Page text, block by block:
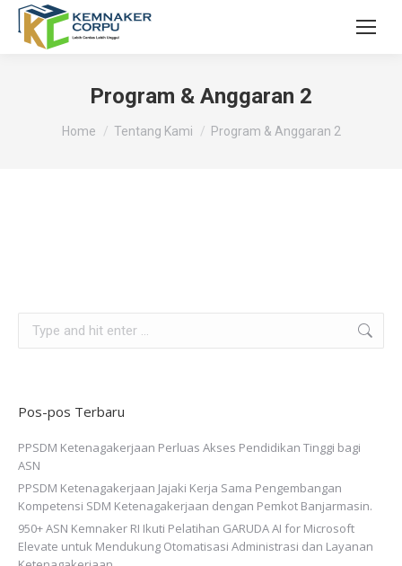
Program & Anggaran 2
You are here:
Home Tentang Kami Program & Anggaran 2
Pos-pos Terbaru
PPSDM Ketenagakerjaan Perluas Akses Pendidikan Tinggi bagi
ASN
PPSDM Ketenagakerjaan Jajaki Kerja Sama Pengembangan
Kompetensi SDM Ketenagakerjaan dengan Pemkot Banjarmasin.
950+ ASN Kemnaker RI Ikuti Pelatihan GARUDA AI for Microsoft
Elevate untuk Mendukung Otomatisasi Administrasi dan Layanan